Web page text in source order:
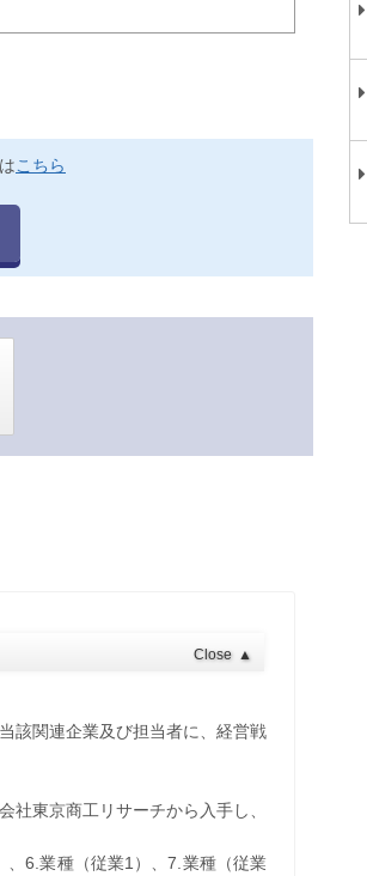
こちら
Close ▲
該関連企業及び担当者に、経営戦
社東京商工リサーチから入手し、
6.業種（従業1）、7.業種（従業